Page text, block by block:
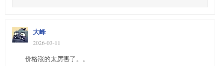
大峰
2026-03-11
价格涨的太厉害了。。